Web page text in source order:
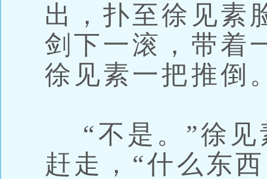
出，扑至徐见素
剑下一滚，带着
徐见素一把推倒
“不是。”徐见
赶走，“什么东